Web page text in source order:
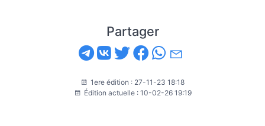
Partager
1ere édition : 27-11-23 18:18
Édition actuelle : 10-02-26 19:19